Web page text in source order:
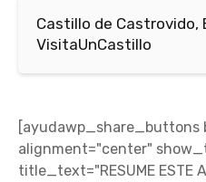
Castillo de Castrovido,
VisitaUnCastillo
alignment="center"
title_text="RESUME ESTE